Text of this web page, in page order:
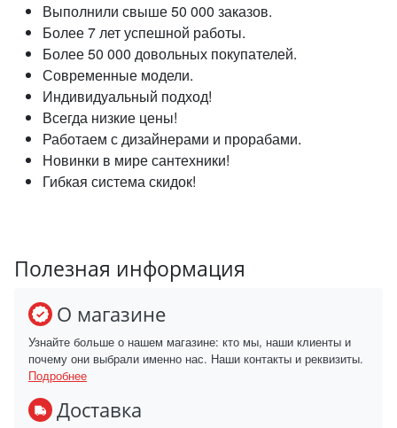
Выполнили свыше 50 000 заказов.
Более 7 лет успешной работы.
Более 50 000 довольных покупателей.
Современные модели.
Индивидуальный подход!
Всегда низкие цены!
Работаем с дизайнерами и прорабами.
Новинки в мире сантехники!
Гибкая система скидок!
Полезная информация
О магазине
Узнайте больше о нашем магазине: кто мы, наши клиенты и
почему они выбрали именно нас. Наши контакты и реквизиты.
Подробнее
Доставка